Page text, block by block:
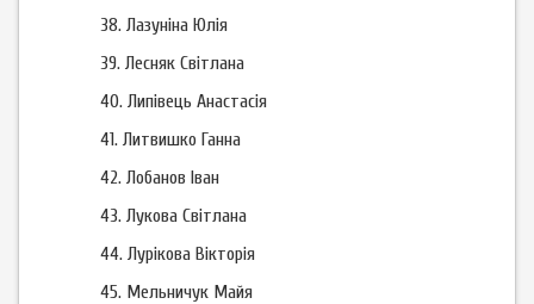
38. Лазуніна Юлія
39. Лесняк Світлана
40. Липівець Анастасія
41. Литвишко Ганна
42. Лобанов Іван
43. Лукова Світлана
44. Лурікова Вікторія
45. Мельничук Майя